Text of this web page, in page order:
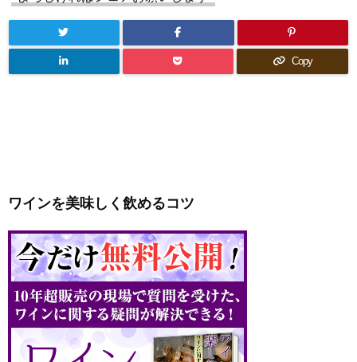
Copy
ワインを美味しく飲めるコツ